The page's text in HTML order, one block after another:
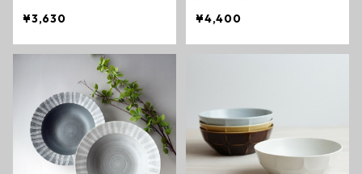
¥3,630
¥4,400